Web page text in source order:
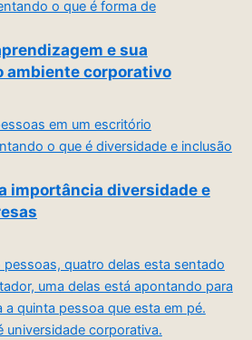
e sua
ambiente corporativo
importância diversidade e